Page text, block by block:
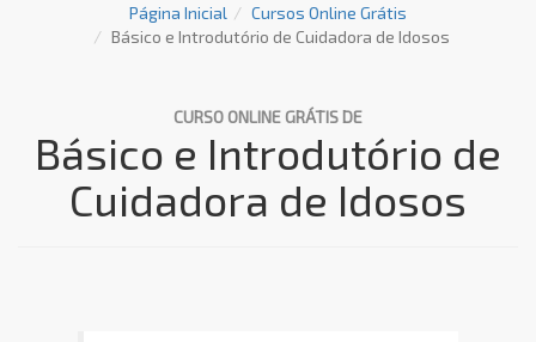
Página Inicial
Cursos Online Grátis
Básico e Introdutório de Cuidadora de Idosos
CURSO ONLINE GRÁTIS DE
Básico e Introdutório de
Cuidadora de Idosos